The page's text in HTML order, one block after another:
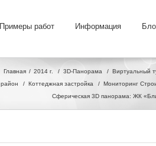
Примеры работ Информация
Главная 2014 г. / 3D-Панорама / Виртуальный
район
/ Коттеджная застройка / Мониторинг
Сферическая 3D панорама: ЖК